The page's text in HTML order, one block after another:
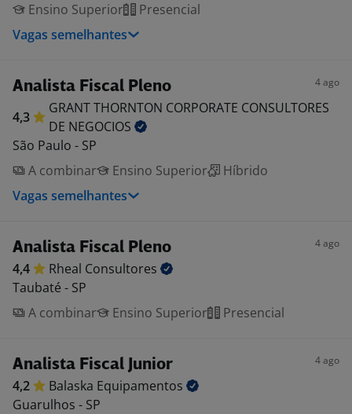
Ensino Superior
Presencial
Vagas semelhantes
Analista Fiscal Pleno 4 ago
4,3
GRANT THORNTON CORPORATE CONSULTORES
DE NEGOCIOS
São Paulo - SP
A combinar
Ensino Superior
Híbrido
Vagas semelhantes
Analista Fiscal Pleno 4 ago
4,4 Rheal Consultores
Taubaté - SP
A combinar
Ensino Superior Presencial
Analista Fiscal Junior 4 ago
4,2 Balaska Equipamentos
Guarulhos - SP